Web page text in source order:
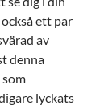
ett par
av
denna
lyckats